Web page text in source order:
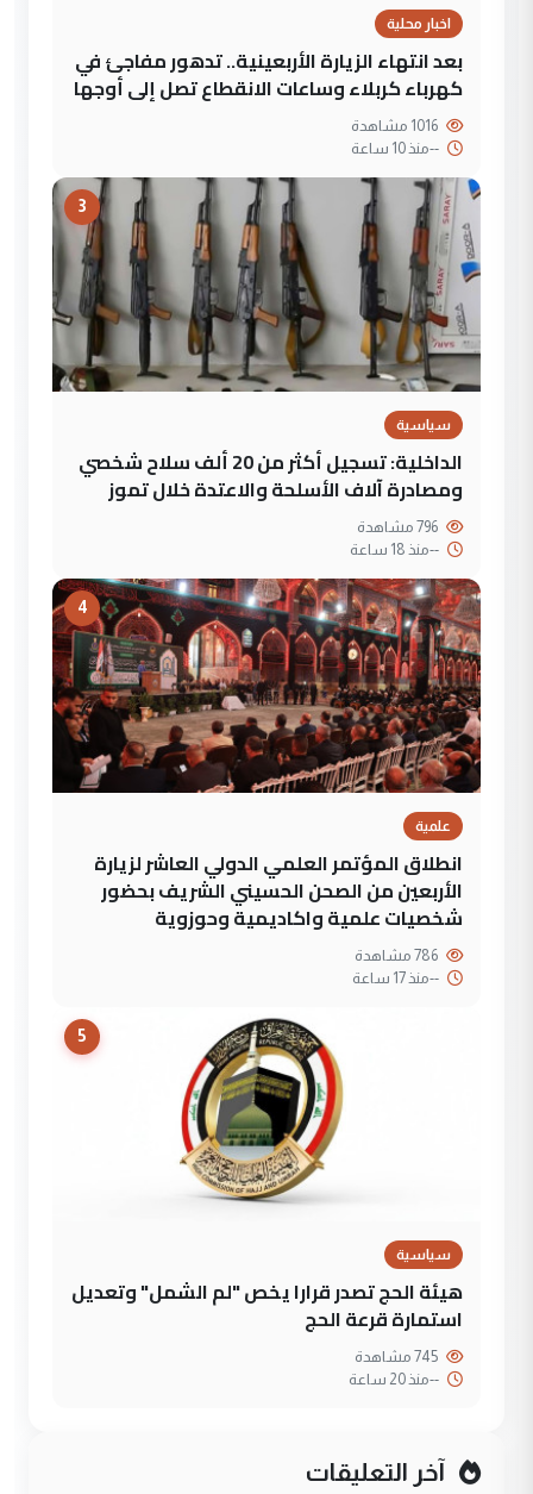
اخبار محلية
بعد انتهاء الزيارة الأربعينية.. تدهور مفاجئ في
كهرباء كربلاء وساعات الانقطاع تصل إلى أوجها
--منذ 10 ساعة
3
سياسية
الداخلية: تسجيل أكثر من 20 ألف سلاح شخصي
ومصادرة آلاف الأسلحة والاعتدة خلال تموز
--منذ 18 ساعة
4
علمية
انطلاق المؤتمر العلمي الدولي العاشر لزيارة
الأربعين من الصحن الحسيني الشريف بحضور
شخصيات علمية واكاديمية وحوزوية
--منذ 17 ساعة
5
سياسية
هيئة الحج تصدر قرارا يخص "لم الشمل" وتعديل
استمارة قرعة الحج
--منذ 20 ساعة
آخر التعليقات